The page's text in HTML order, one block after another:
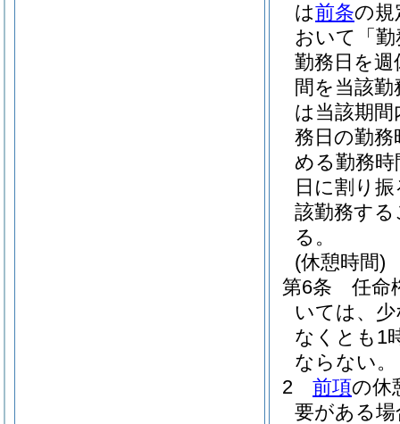
は前条の規
おいて「
勤務日を
間を当該
は当該期
務日の勤
める勤務
日に割り
該勤務す
る。
(休憩時間)
第6条
任命
いては、
なくとも1
ならない。
2
前項の休
要がある